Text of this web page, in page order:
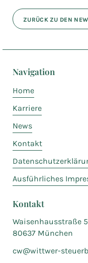
ZURÜCK ZU DEN
Navigation
Home
Karriere
News
Kontakt
Ausführliches
Kontakt
Waisenhausstraße
80637 München
cw@wittwer-